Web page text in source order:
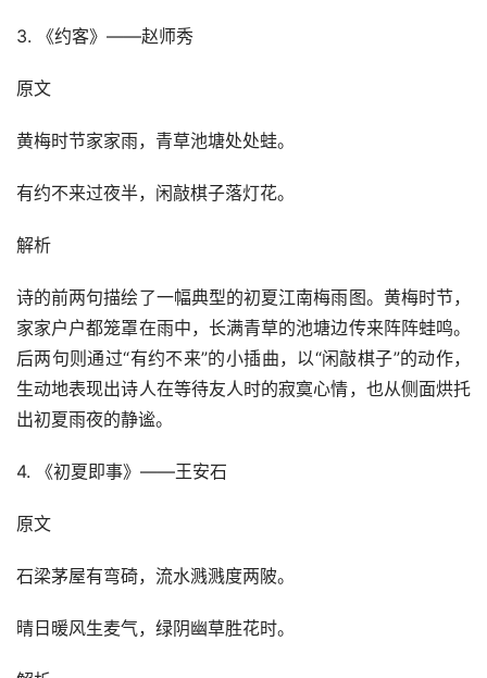
3. 《约客》——赵师秀
原文
黄梅时节家家雨，青草池塘处处蛙。
有约不来过夜半，闲敲棋子落灯花。
解析
诗的前两句描绘了一幅典型的初夏江南梅雨图。黄梅时节，
家家户户都笼罩在雨中，长满青草的池塘边传来阵阵蛙鸣。
后两句则通过“有约不来”的小插曲，以“闲敲棋子”的动作，
生动地表现出诗人在等待友人时的寂寞心情，也从侧面烘托
出初夏雨夜的静谧。
4. 《初夏即事》——王安石
原文
石梁茅屋有弯碕，流水溅溅度两陂。
晴日暖风生麦气，绿阴幽草胜花时。